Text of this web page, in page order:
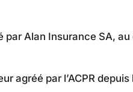
par Alan Insurance SA,
agréé par l’ACPR